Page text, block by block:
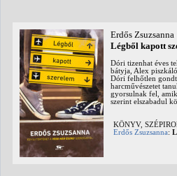
Erdős Zsuzsanna
Légből kapott
Dóri tizenhat éves
bátyja, Alex
Dóri felhőtlen
harcművészetet
gyorsulnak fel,
szerint elszabadul
KÖNYV,
Erdős Zsuzsanna: